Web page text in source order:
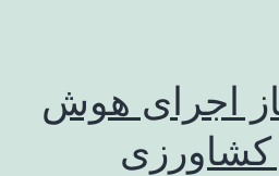
اجرای هوش